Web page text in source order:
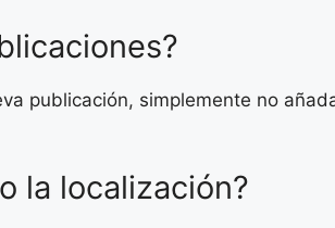
publicación, simplemente no
la localización?